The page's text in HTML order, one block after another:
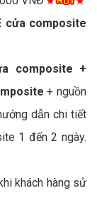
cửa composite
composite +
+ nguồn
dẫn chi tiết
1 đến 2 ngày.
khách hàng sử